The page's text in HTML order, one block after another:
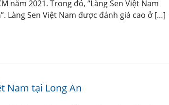
năm 2021. Trong đó, “Làng Sen Việt Nam
Làng Sen Việt Nam được đánh giá cao ở […]
Nam tại Long An